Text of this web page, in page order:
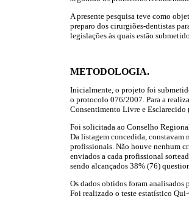
A presente pesquisa teve como
preparo dos cirurgiões-dentistas
legislações às quais estão
METODOLOGIA.
Inicialmente, o projeto foi
o protocolo 076/2007. Para a
Consentimento Livre e Esclarecido
Foi solicitada ao Conselho
Da listagem concedida, constavam
profissionais. Não houve nenhum
enviados a cada profissional
sendo alcançados 38% (76)
Os dados obtidos foram analisados
Foi realizado o teste estatístico